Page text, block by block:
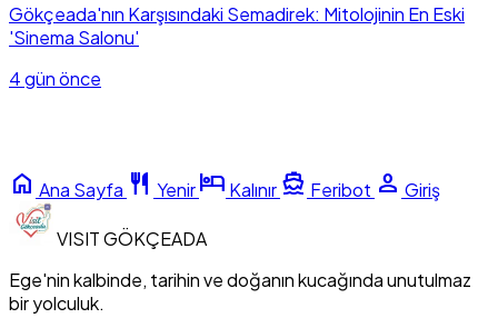
Gökçeada'nın Karşısındaki Semadirek: Mitolojinin En Eski
'Sinema Salonu'
4 gün önce
home Ana Sayfa restaurant Yenirhotel Kalınır directions_boat Feribot person Giriş
VISITGÖKÇEADA
Ege'nin kalbinde, tarihin ve doğanın kucağında unutulmaz
bir yolculuk.